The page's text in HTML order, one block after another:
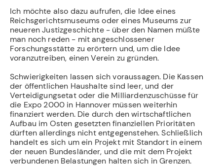
Ich möchte also dazu aufrufen, die Idee eines
Reichsgerichtsmuseums oder eines Museums zur
neueren Justizgeschichte - über den Namen müßte
man noch reden - mit angeschlossener
Forschungsstätte zu erörtern und, um die Idee
voranzutreiben, einen Verein zu gründen.
Schwierigkeiten lassen sich voraussagen. Die Kassen
der öffentlichen Haushalte sind leer, und der
Verteidigungsetat oder die Milliardenzuschüsse für
die Expo 2000 in Hannover müssen weiterhin
finanziert werden. Die durch den wirtschaftlichen
Aufbau im Osten gesetzten finanziellen Prioritäten
dürften allerdings nicht entgegenstehen. Schließlich
handelt es sich um ein Projekt mit Standort in einem
der neuen Bundesländer, und die mit dem Projekt
verbundenen Belastungen halten sich in Grenzen.